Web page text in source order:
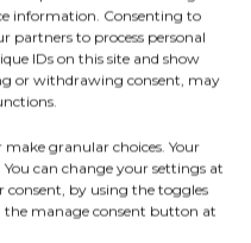
information. Consenting to
partners to process personal
IDs on this site and show
or withdrawing consent, may
granular choices. Your
can change your settings at
by using the toggles
the manage consent button at
в настоящее
землянику на
предыдущего
теплой
немного раньше и